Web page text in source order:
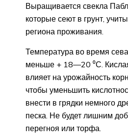
Выращивается свекла
которые сеют в грунт,
региона проживания.
Температура во время
меньше + 18—20 ⁰С.
влияет на урожайность
чтобы уменьшить
внести в грядки немного
песка. Не будет лишним
перегноя или торфа.